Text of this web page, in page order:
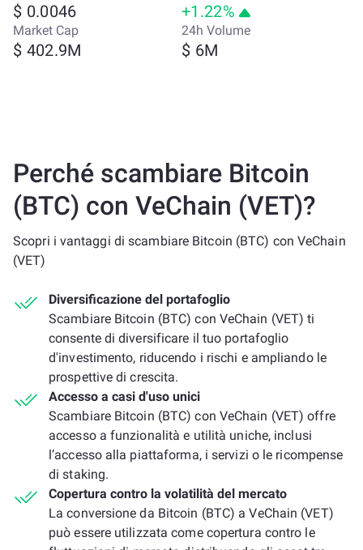
$ 0.0046 +1.22%
Market Cap
$ 402.9M
24h Volume
$ 6M
Perché scambiare Bitcoin
(BTC) con VeChain (VET)?
Scopri i vantaggi di scambiare Bitcoin (BTC) con VeChain
(VET)
Diversificazione del portafoglio
Scambiare Bitcoin (BTC) con VeChain (VET) ti
consente di diversificare il tuo portafoglio
d'investimento, riducendo i rischi e ampliando le
prospettive di crescita.
Accesso a casi d'uso unici
Scambiare Bitcoin (BTC) con VeChain (VET) offre
accesso a funzionalità e utilità uniche, inclusi
l’accesso alla piattaforma, i servizi o le ricompense
di staking.
Copertura contro la volatilità del mercato
La conversione da Bitcoin (BTC) a VeChain (VET)
può essere utilizzata come copertura contro le